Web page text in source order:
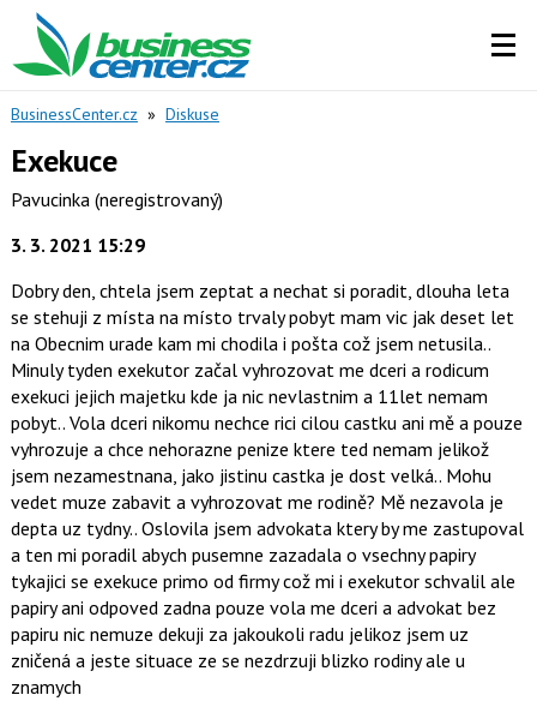
BusinessCenter.cz » Diskuse
Exekuce
Pavucinka (neregistrovaný)
3. 3. 2021 15:29
Dobry den, chtela jsem zeptat a nechat si poradit, dlouha leta
se stehuji z místa na místo trvaly pobyt mam vic jak deset let
na Obecnim urade kam mi chodila i pošta což jsem netusila..
Minuly tyden exekutor začal vyhrozovat me dceri a rodicum
exekuci jejich majetku kde ja nic nevlastnim a 11let nemam
pobyt.. Vola dceri nikomu nechce rici cilou castku ani mě a pouze
vyhrozuje a chce nehorazne penize ktere ted nemam jelikož
jsem nezamestnana, jako jistinu castka je dost velká.. Mohu
vedet muze zabavit a vyhrozovat me rodině? Mě nezavola je
depta uz tydny.. Oslovila jsem advokata ktery by me zastupoval
a ten mi poradil abych pusemne zazadala o vsechny papiry
tykajici se exekuce primo od firmy což mi i exekutor schvalil ale
papiry ani odpoved zadna pouze vola me dceri a advokat bez
papiru nic nemuze dekuji za jakoukoli radu jelikoz jsem uz
zničená a jeste situace ze se nezdrzuji blizko rodiny ale u
znamych